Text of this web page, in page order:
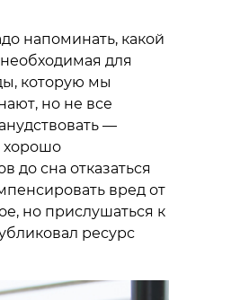
напоминать, какой
для
которую мы
но не все
—
хорошо
до сна отказаться
вред от
но прислушаться к
ресурс